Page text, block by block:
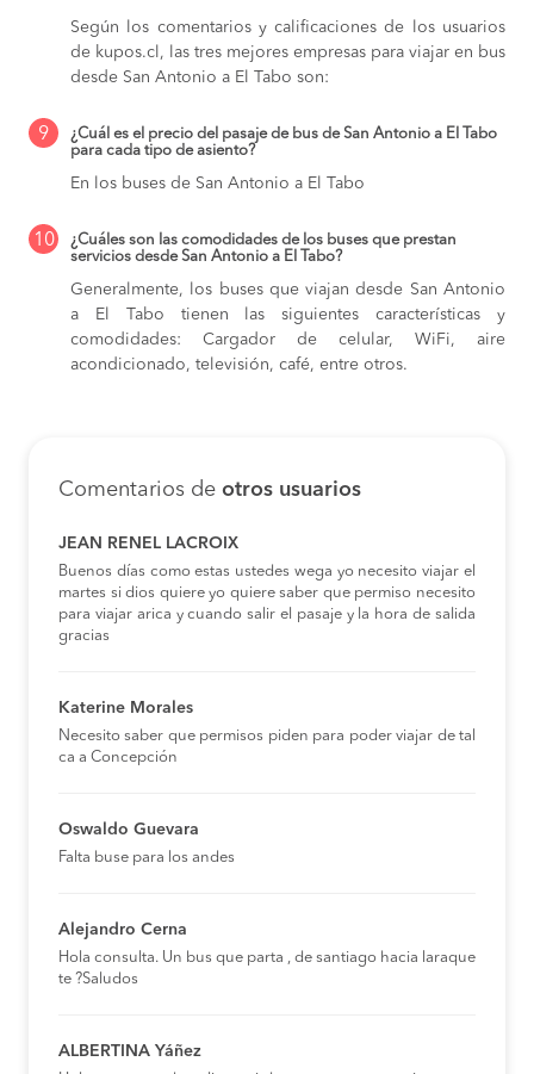
Según los comentarios y calificaciones de los usuarios
de kupos.cl, las tres mejores empresas para viajar en bus
desde San Antonio a El Tabo son:
9
¿Cuál es el precio del pasaje de bus de San Antonio a El Tabo
para cada tipo de asiento?
En los buses de San Antonio a El Tabo
10
¿Cuáles son las comodidades de los buses que prestan
servicios desde San Antonio a El Tabo?
Generalmente, los buses que viajan desde San Antonio
a El Tabo tienen las siguientes características y
comodidades: Cargador de celular, WiFi, aire
acondicionado, televisión, café, entre otros.
Comentarios de otros usuarios
JEAN RENEL LACROIX
Buenos días como estas ustedes wega yo necesito viajar el
martes si dios quiere yo quiere saber que permiso necesito
para viajar arica y cuando salir el pasaje y la hora de salida
gracias
Katerine Morales
Necesito saber que permisos piden para poder viajar de tal
ca a Concepción
Oswaldo Guevara
Falta buse para los andes
Alejandro Cerna
Hola consulta. Un bus que parta , de santiago hacia laraque
te ?Saludos
ALBERTINA Yáñez